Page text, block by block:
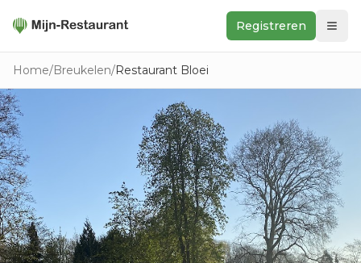
Registreren
Zoeken
Keukens
Reviews
Home/Breukelen/Restaurant Bloei